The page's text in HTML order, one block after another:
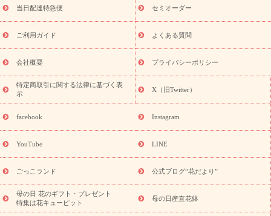
フト
お盆・お供え プリザーブドフラワー
ひまわり ギフト・プ
レゼント特集
夏の花贈り・お中元・暑中見舞い 花のギフト特集
敬老の日におくる花ギフト・プレゼント特集
花ギフト・プレゼント特集
敬老の日 花のおすすめランキング
敬
老の日 花鉢植えのギフト・プレゼント特集
敬老の日 花とセットギ
フト・プレゼント特集
敬老の日の花 全てのギフト一覧
キャン
ペーン
映画『ウォーターガーディアンズ』コラボキャンペーン
「きょう誕生日なんです」キャンペーン
誕生日の花を探す
誕生日フラワーギフト 誕生日フラワーギフト特集
(トルコキキョウ)
9月の誕生花(リンドウ)
ら探す
お祝いの花特集 当日配達特急便 お祝い商品一覧
念日
結婚祝い 出産祝い 退院祝い・快気祝い
寿祝い
プチギフト ペットのお祝いフラワー
当日配達特急便 セミオーダー
ご利用ガイド よくある質問
会社概要 プライバシーポリシー
特定商取引に関する法律に基づく表
示
X（旧Twitter）
facebook Instagram
YouTube LINE
ごっこランド 公式ブログ“花だより”
母の日 花のギフト・プレゼント
特集は花キューピット
母の日産直花鉢